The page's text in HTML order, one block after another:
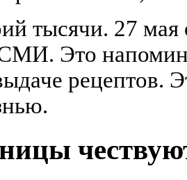
тысячи. 27
СМИ. Это
рецептов.